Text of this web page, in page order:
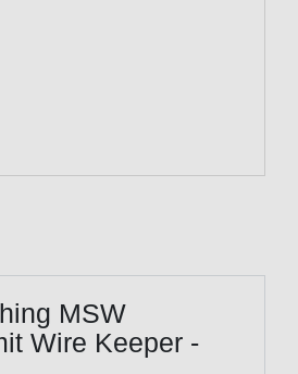
MSW
Wire Keeper -